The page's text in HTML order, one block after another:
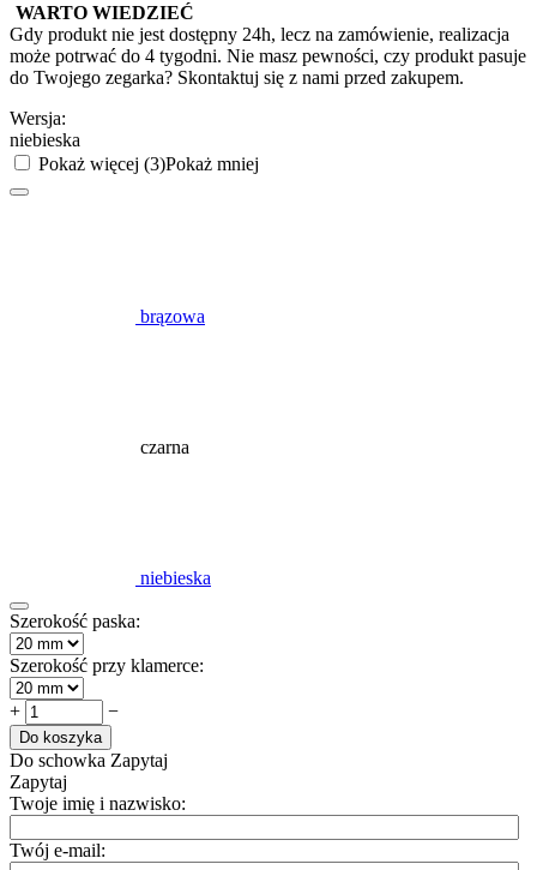
WARTO WIEDZIEĆ
Gdy produkt nie jest dostępny 24h, lecz na zamówienie, realizacja
może potrwać do 4 tygodni. Nie masz pewności, czy produkt pasuje
do Twojego zegarka? Skontaktuj się z nami przed zakupem.
Wersja:
niebieska
Pokaż więcej (3)Pokaż mniej
brązowa
czarna
niebieska
Szerokość paska:
Szerokość przy klamerce:
+ −
Do koszyka
Do schowka Zapytaj
Zapytaj
Twoje imię i nazwisko:
Twój e-mail: